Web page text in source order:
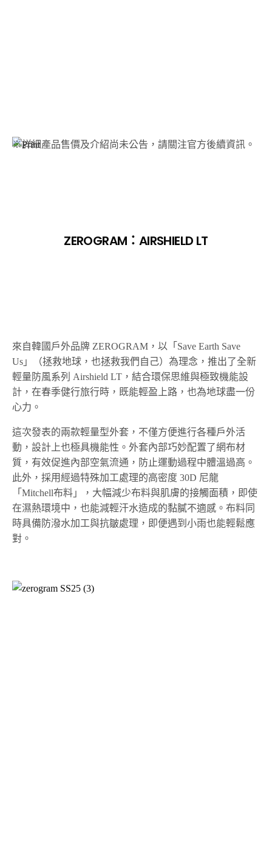
※詳細產品售價及介紹尚未公告，請關注官方後續資訊。
ZEROGRAM：AIRSHIELD LT
來自韓國戶外品牌 ZEROGRAM，以「Save Earth Save
Us」（拯救地球，也拯救我們自己）為理念，推出了全新
輕量防風系列 Airshield LT，結合環保思維與極致機能設
計，在春季健行旅行時，既能輕盈上路，也為地球盡一份
心力。
這次發表的兩款輕量型外套，不僅方便進行各種戶外活
動，設計上也極具機能性。外套內部巧妙配置了網布材
質，有效促進內部空氣流通，防止運動過程中體溫過高。
此外，採用經過特殊加工處理的高密度 30D 尼龍
「Mitchell布料」，大幅減少布料與肌膚的接觸面積，即使
在濕熱環境中，也能減輕汗水造成的黏膩不適感。布料同
時具備防潑水加工與抗皺處理，即便遇到小雨也能輕鬆應
對。